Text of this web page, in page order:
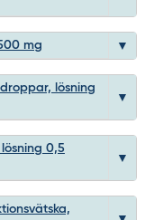
mg
lösning
0,5